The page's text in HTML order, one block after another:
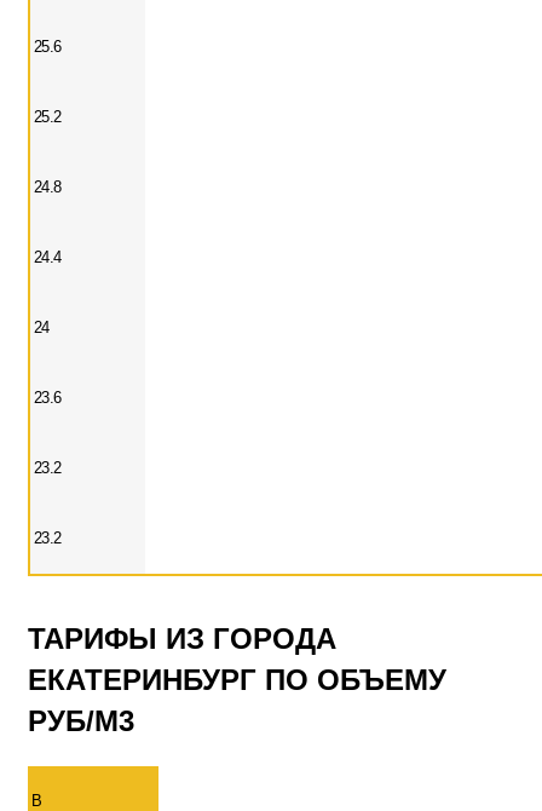
25.6
25.2
24.8
24.4
24
23.6
23.2
23.2
ТАРИФЫ ИЗ ГОРОДА
ЕКАТЕРИНБУРГ ПО ОБЪЕМУ
РУБ/М3
В